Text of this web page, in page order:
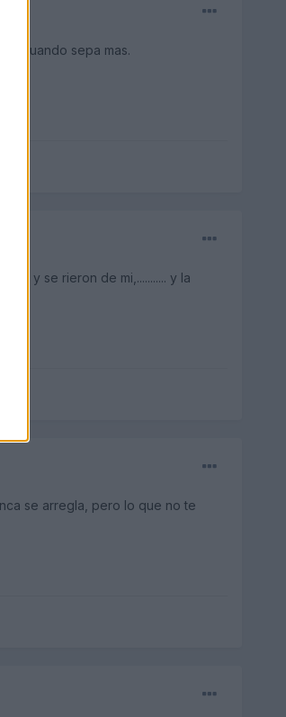
cuando sepa mas.
y se rieron de mi,........... y la
se arregla, pero lo que no te